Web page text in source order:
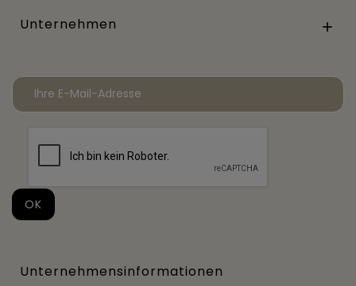
Unternehmen 
Unternehmensinformationen